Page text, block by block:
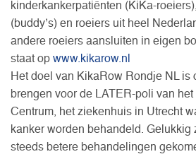
kinderkankerpatiënten (KiKa-
(buddy’s) en roeiers uit heel
andere roeiers aansluiten in eigen
staat op www.kikarow.nl
Het doel van KikaRow Rondje NL is
brengen voor de LATER-poli van
Centrum, het ziekenhuis in Utrecht
kanker worden behandeld. Gelukkig
steeds betere behandelingen